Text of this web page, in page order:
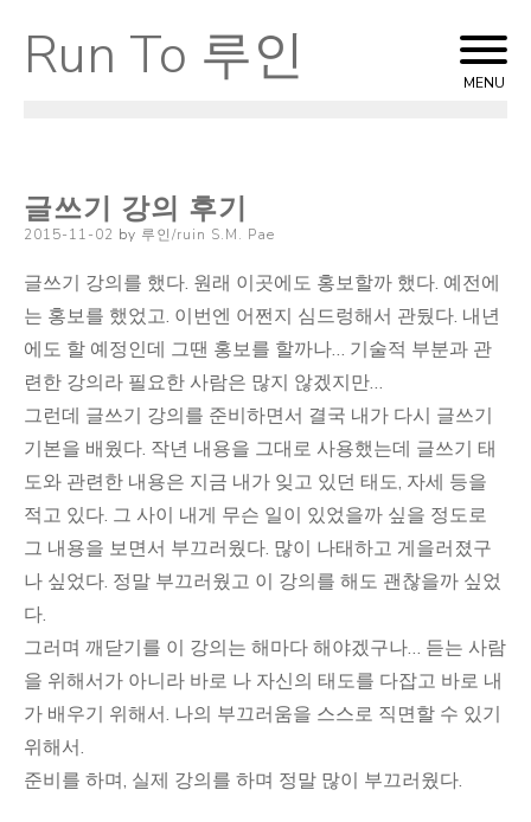
Skip
to
Run To 루인 MENU
글쓰기 강의 후기
Posted
2015-11-02 by 루인/ruin S.M. Pae
글쓰기 강의를 했다. 원래 이곳에도 홍보할까 했다. 예전에
는 홍보를 했었고. 이번엔 어쩐지 심드렁해서 관뒀다. 내년
에도 할 예정인데 그땐 홍보를 할까나… 기술적 부분과 관
련한 강의라 필요한 사람은 많지 않겠지만…
그런데 글쓰기 강의를 준비하면서 결국 내가 다시 글쓰기
기본을 배웠다. 작년 내용을 그대로 사용했는데 글쓰기 태
도와 관련한 내용은 지금 내가 잊고 있던 태도, 자세 등을
적고 있다. 그 사이 내게 무슨 일이 있었을까 싶을 정도로
그 내용을 보면서 부끄러웠다. 많이 나태하고 게을러졌구
나 싶었다. 정말 부끄러웠고 이 강의를 해도 괜찮을까 싶었
다.
그러며 깨닫기를 이 강의는 해마다 해야겠구나… 듣는 사람
을 위해서가 아니라 바로 나 자신의 태도를 다잡고 바로 내
가 배우기 위해서. 나의 부끄러움을 스스로 직면할 수 있기
위해서.
준비를 하며, 실제 강의를 하며 정말 많이 부끄러웠다.